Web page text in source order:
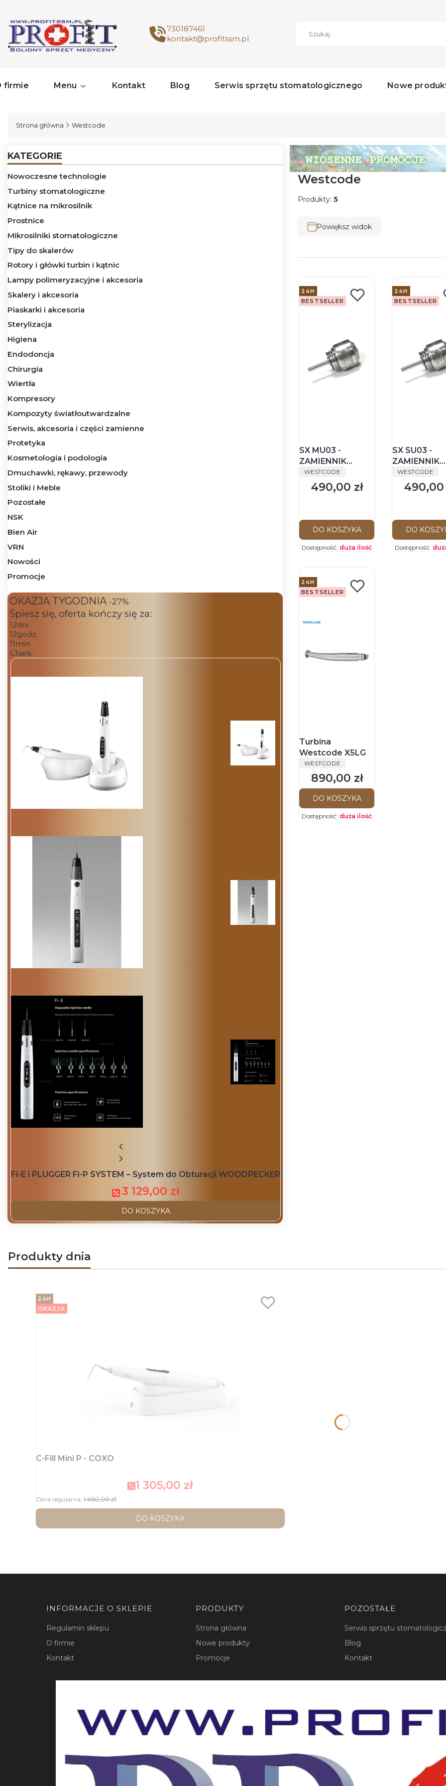
730187461
kontakt@profitssm.pl
firmie Menu Kontakt Blog Serwis sprzętu stomatologicznego Nowe
Strona główna Westcode
KATEGORIE
Nowoczesne technologie
Turbiny stomatologiczne
Kątnice na mikrosilnik
Prostnice
Mikrosilniki stomatologiczne
Tipy do skalerów
Rotory i główki turbin i kątnic
Lampy polimeryzacyjne i akcesoria
Skalery i akcesoria
Piaskarki i akcesoria
Sterylizacja
Higiena
Endodoncja
Chirurgia
Wiertła
Kompresory
Kompozyty światłoutwardzalne
Serwis, akcesoria i części zamienne
Protetyka
Kosmetologia i podologia
Dmuchawki, rękawy, przewody
Stoliki i Meble
Pozostałe
NSK
Bien Air
VRN
Nowości
Promocje
OKAZJA TYGODNIA -27%
Śpiesz się, oferta kończy się za:
12dni.
12godz.
11 min.
53sek.
Fi-E i PLUGGER Fi-P SYSTEM – System do Obturacji WOODPECKER
3 129,00 zł
DO KOSZYKA
Naciśnij Enter lub spację, aby otworzyć
Westcode
Produkty: 5
Powiększ widok
24H
BESTSELLER
SX MU03 -
ZAMIENNIK
WKŁAD ( ROTOR )
TURBINY S-Max
M500L, M500,
PRODUCENT
WESTCODE
Cena
490,00 zł
DO KOSZYKA
Dostępność: duża ilość
24H
BESTSELLER
SX SU03 -
ZAMIENNIK
WKŁAD (
TURBINY S-
M600L, M600,
PRODUCENT
WESTCODE
Cena
490,00
DO
Dostępność:
24H
BESTSELLER
Turbina
Westcode X5LG
PRODUCENT
WESTCODE
Cena
890,00 zł
DO KOSZYKA
Dostępność: duża ilość
Produkty dnia
24H
OKAZJA
C-Fill Mini P - COXO
Cena promocyjna
1 305,00 zł
Cena regularna: 1 450,00 zł
DO KOSZYKA
Linki w stopce
INFORMACJE O SKLEPIE
Regulamin sklepu
O firmie
Kontakt
PRODUKTY
Strona główna
Nowe produkty
Promocje
POZOSTAŁE
Serwis sprzętu
Blog
Kontakt